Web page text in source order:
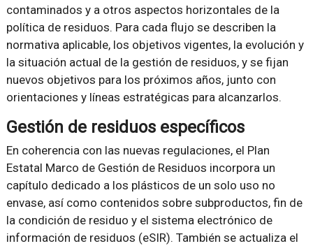
contaminados y a otros aspectos horizontales de la
política de residuos. Para cada flujo se describen la
normativa aplicable, los objetivos vigentes, la evolución y
la situación actual de la gestión de residuos, y se fijan
nuevos objetivos para los próximos años, junto con
orientaciones y líneas estratégicas para alcanzarlos.
Gestión de residuos específicos
En coherencia con las nuevas regulaciones, el Plan
Estatal Marco de Gestión de Residuos incorpora un
capítulo dedicado a los plásticos de un solo uso no
envase, así como contenidos sobre subproductos, fin de
la condición de residuo y el sistema electrónico de
información de residuos (eSIR). También se actualiza el